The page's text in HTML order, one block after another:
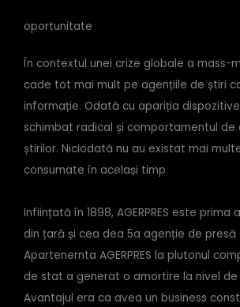
oportunitate
În contextul unei crize globale a mass-
cade tot mai mult pe agențiile de știri
informație. Odată cu apariția
schimbat radical și comportamentul de
știrilor. Niciodată nu au existat mai
consumate în același timp.
Inființată în 1898, AGERPRES este
din țară și cea dea 5a agenție de presă
Apartenernta AGERPRES la plutonul
de stat a generat o amortire la nivel de
Avantajul era ca avea un business